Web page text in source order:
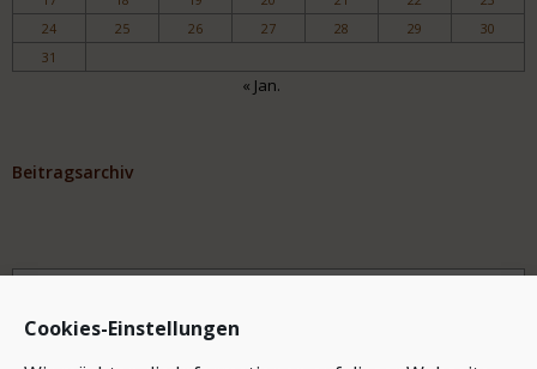
Cookies-Einstellungen
24
25 26 27 28 29
30
31
« Jan.
Beitragsarchiv
Archiv